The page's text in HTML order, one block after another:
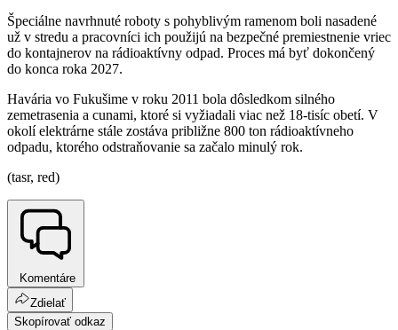
Špeciálne navrhnuté roboty s pohyblivým ramenom boli nasadené
už v stredu a pracovníci ich použijú na bezpečné premiestnenie vriec
do kontajnerov na rádioaktívny odpad. Proces má byť dokončený
do konca roka 2027.
Havária vo Fukušime v roku 2011 bola dôsledkom silného
zemetrasenia a cunami, ktoré si vyžiadali viac než 18-tisíc obetí. V
okolí elektrárne stále zostáva približne 800 ton rádioaktívneho
odpadu, ktorého odstraňovanie sa začalo minulý rok.
(tasr, red)
Komentáre
Zdielať
Skopírovať odkaz